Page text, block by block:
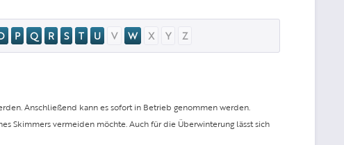
P Q R S T U V W X Y Z
Anschließend kann es sofort in Betrieb genommen werden.
Skimmers vermeiden möchte. Auch für die Überwinterung lässt sich